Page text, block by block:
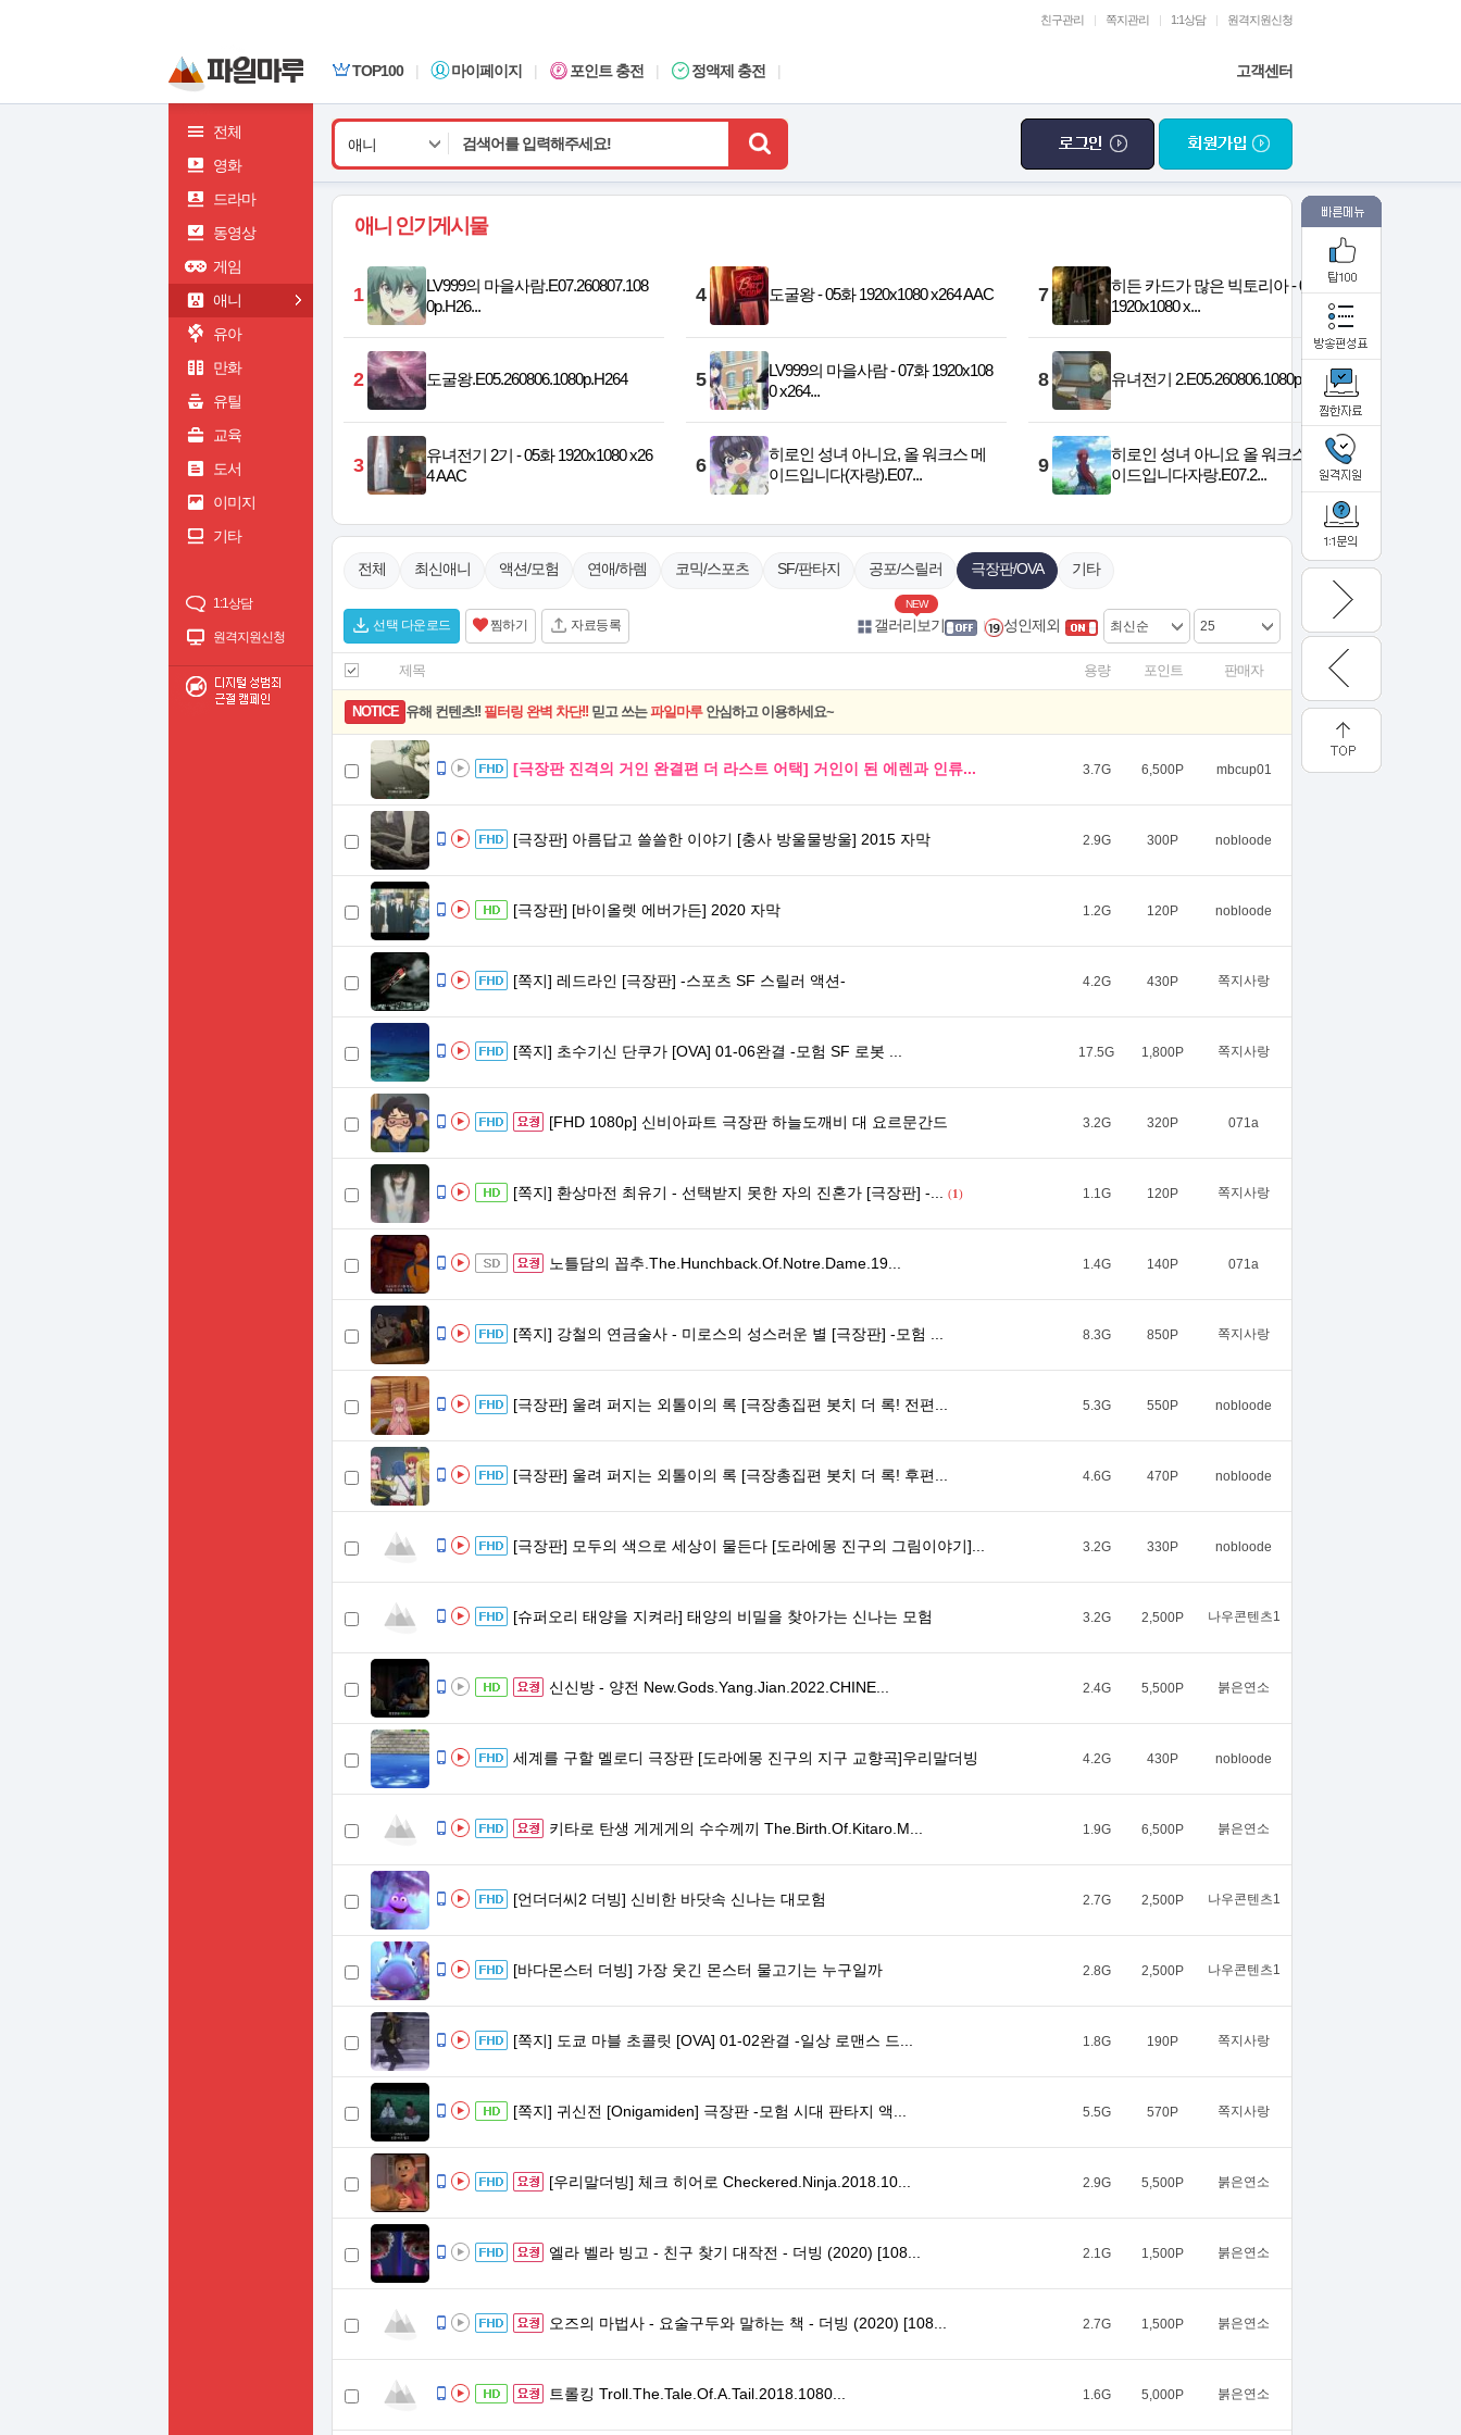
원격지원신청
|
1:1상담
|
쪽지관리
|
친구관리
TOP100 | 마이페이지 | 포인트 충전 | 정액제 충전 | 고객센터
전체
영화
드라마
동영상
게임
애니
유아
만화
유틸
교육
도서
이미지
기타
1:1상담
원격지원신청
애니
애니 인기게시물
1
LV999의 마을사람.E07.260807.108
0p.H26...
2 도굴왕.E05.260806.1080p.H264
3
유녀전기 2기 - 05화 1920x1080 x26
4 AAC
4 도굴왕 - 05화 1920x1080 x264 AAC
5
LV999의 마을사람 - 07화 1920x108
0 x264...
6
히로인 성녀 아니요, 올 워크스 메
이드입니다(자랑).E07...
7
히든 카드가 많은 빅토리아 - 05화
1920x1080 x...
8 유녀전기 2.E05.260806.1080p.H264
9
히로인 성녀 아니요 올 워크스 메
이드입니다자랑.E07.2...
전체 최신애니 액션/모험 연애/하렘 코믹/스포츠 SF/판타지 공포/스릴러 극장판/OVA 기타
선택 다운로드 찜하기 자료등록
NEW
갤러리보기 성인제외
제목 용량 포인트 판매자
유해 컨텐츠!! 필터링 완벽 차단!! 믿고 쓰는파일마루안심하고 이용하세요~
[극장판 진격의 거인 완결편 더 라스트 어택] 거인이 된 에렌과 인류... 3.7G 6,500P mbcup01
[극장판] 아름답고 쓸쓸한 이야기 [충사 방울물방울] 2015 자막 2.9G 300P nobloode
[극장판] [바이올렛 에버가든] 2020 자막 1.2G 120P nobloode
[쪽지] 레드라인 [극장판] -스포츠 SF 스릴러 액션- 4.2G 430P 쪽지사랑
[쪽지] 초수기신 단쿠가 [OVA] 01-06완결 -모험 SF 로봇 ... 17.5G 1,800P 쪽지사랑
[FHD 1080p] 신비아파트 극장판 하늘도깨비 대 요르문간드 3.2G 320P 071a
[쪽지] 환상마전 최유기 - 선택받지 못한 자의 진혼가 [극장판] -... (1) 1.1G 120P 쪽지사랑
노틀담의 꼽추.The.Hunchback.Of.Notre.Dame.19... 1.4G 140P 071a
[쪽지] 강철의 연금술사 - 미로스의 성스러운 별 [극장판] -모험 ... 8.3G 850P 쪽지사랑
[극장판] 울려 퍼지는 외톨이의 록 [극장총집편 봇치 더 록! 전편... 5.3G 550P nobloode
[극장판] 울려 퍼지는 외톨이의 록 [극장총집편 봇치 더 록! 후편... 4.6G 470P nobloode
[극장판] 모두의 색으로 세상이 물든다 [도라에몽 진구의 그림이야기]... 3.2G 330P nobloode
[슈퍼오리 태양을 지켜라] 태양의 비밀을 찾아가는 신나는 모험 3.2G 2,500P 나우콘텐츠1
신신방 - 양전 New.Gods.Yang.Jian.2022.CHINE... 2.4G 5,500P 붉은연소
세계를 구할 멜로디 극장판 [도라에몽 진구의 지구 교향곡]우리말더빙 4.2G 430P nobloode
키타로 탄생 게게게의 수수께끼 The.Birth.Of.Kitaro.M... 1.9G 6,500P 붉은연소
[언더더씨2 더빙] 신비한 바닷속 신나는 대모험 2.7G 2,500P 나우콘텐츠1
[바다몬스터 더빙] 가장 웃긴 몬스터 물고기는 누구일까 2.8G 2,500P 나우콘텐츠1
[쪽지] 도쿄 마블 초콜릿 [OVA] 01-02완결 -일상 로맨스 드... 1.8G 190P 쪽지사랑
[쪽지] 귀신전 [Onigamiden] 극장판 -모험 시대 판타지 액... 5.5G 570P 쪽지사랑
[우리말더빙] 체크 히어로 Checkered.Ninja.2018.10... 2.9G 5,500P 붉은연소
엘라 벨라 빙고 - 친구 찾기 대작전 - 더빙 (2020) [108... 2.1G 1,500P 붉은연소
오즈의 마법사 - 요술구두와 말하는 책 - 더빙 (2020) [108... 2.7G 1,500P 붉은연소
트롤킹 Troll.The.Tale.Of.A.Tail.2018.1080... 1.6G 5,000P 붉은연소